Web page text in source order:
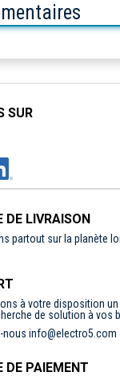
SUR
DE LIVRAISON
partout sur la planète
à votre disposition
de solution à vos
nous info@electro5.com
DE PAIEMENT